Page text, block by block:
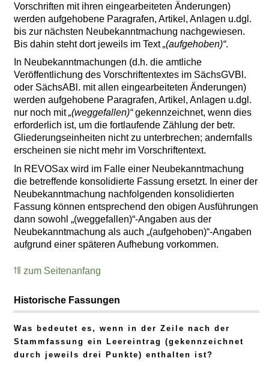
Vorschriften mit ihren eingearbeiteten Änderungen)
werden aufgehobene Paragrafen, Artikel, Anlagen u.dgl.
bis zur nächsten Neubekanntmachung nachgewiesen.
Bis dahin steht dort jeweils im Text„(aufgehoben)“.
In Neubekanntmachungen (d.h. die amtliche
Veröffentlichung des Vorschriftentextes im SächsGVBl.
oder SächsABl. mit allen eingearbeiteten Änderungen)
werden aufgehobene Paragrafen, Artikel, Anlagen u.dgl.
nur noch mit„(weggefallen)“gekennzeichnet, wenn dies
erforderlich ist, um die fortlaufende Zählung der betr.
Gliederungseinheiten nicht zu unterbrechen; andernfalls
erscheinen sie nicht mehr im Vorschriftentext.
In REVOSax wird im Falle einer Neubekanntmachung
die betreffende konsolidierte Fassung ersetzt. In einer der
Neubekanntmachung nachfolgenden konsolidierten
Fassung können entsprechend den obigen Ausführungen
dann sowohl „(weggefallen)“-Angaben aus der
Neubekanntmachung als auch „(aufgehoben)“-Angaben
aufgrund einer späteren Aufhebung vorkommen.
zum Seitenanfang
Historische Fassungen
Was bedeutet es, wenn in der Zeile nach der
Stammfassung ein Leereintrag (gekennzeichnet
durch jeweils drei Punkte) enthalten ist?